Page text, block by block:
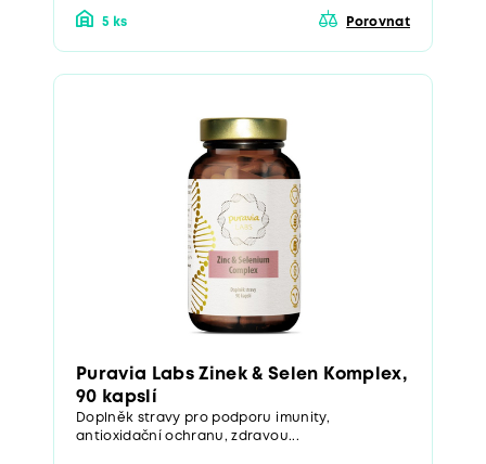
5 ks Porovnat
Puravia Labs Zinek & Selen Komplex,
90 kapslí
Doplněk stravy pro podporu imunity,
antioxidační ochranu, zdravou...